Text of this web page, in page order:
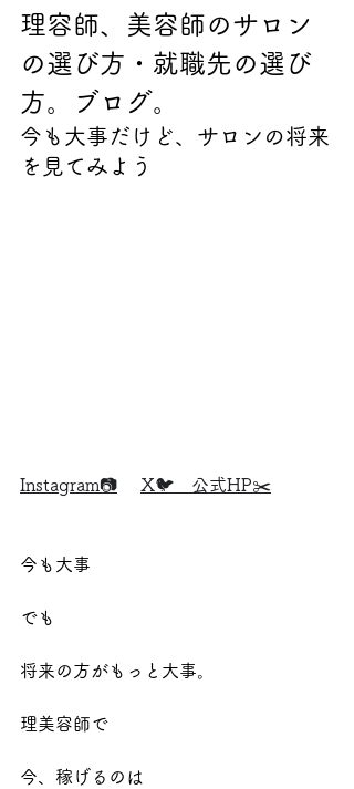
理容師、美容師のサロン
の選び方・就職先の選び
方。ブログ。
今も大事だけど、サロンの将来
を見てみよう
Instagram📷 X🐦 公式HP✂️
今も大事
でも
将来の方がもっと大事。
理美容師で
今、稼げるのは